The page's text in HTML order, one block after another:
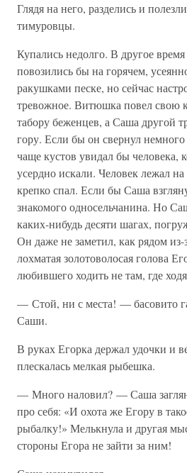
Глядя на него, разделись и
тимуровцы.
Купались недолго. В другое
повозились бы на горячем,
ракушками песке, но сейчас
тревожное. Витюшка повел свою
табору беженцев, а Саша другой
гору. Если бы он свернул немного
чаще кустов увидал бы человека,
усердно искали. Человек лежал на
крепко спал. Если бы Саша
знакомого односельчанина. Но
каких-нибудь десяти шагах,
Он даже не заметил, как рядом
лохматая золотоволосая голова
любившего ходить не там, где
— Стой, ни с места! — басовито
Саши.
В руках Егорка держал удочки и
плескалась мелкая рыбешка.
— Много наловил? — Саша
про себя: «И охота же Егору в
рыбалку!» Мелькнула и другая
стороны Егора не зайти за ним!